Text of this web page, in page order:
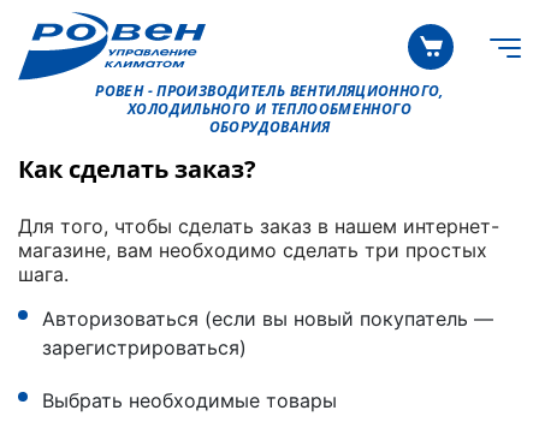
РОВЕН - ПРОИЗВОДИТЕЛЬ ВЕНТИЛЯЦИОННОГО,
ХОЛОДИЛЬНОГО И ТЕПЛООБМЕННОГО
ОБОРУДОВАНИЯ
Как сделать заказ?
Для того, чтобы сделать заказ в нашем интернет-
магазине, вам необходимо сделать три простых
шага.
Авторизоваться (если вы новый покупатель —
зарегистрироваться)
Выбрать необходимые товары